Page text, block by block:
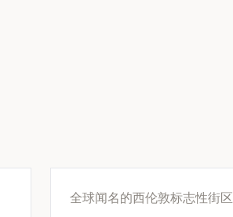
全球闻名的西伦敦标志性街区